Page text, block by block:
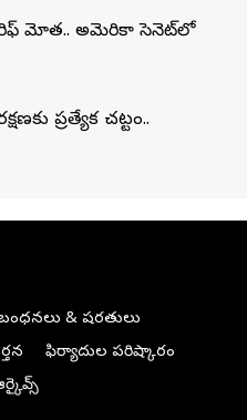
మోత.. అమెరికా సెనెట్‌లో
ప్రత్యేక చట్టం..
& షరతులు
ఫిర్యాదుల పరిష్కారం